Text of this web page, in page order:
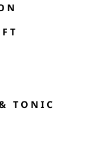
TONIC